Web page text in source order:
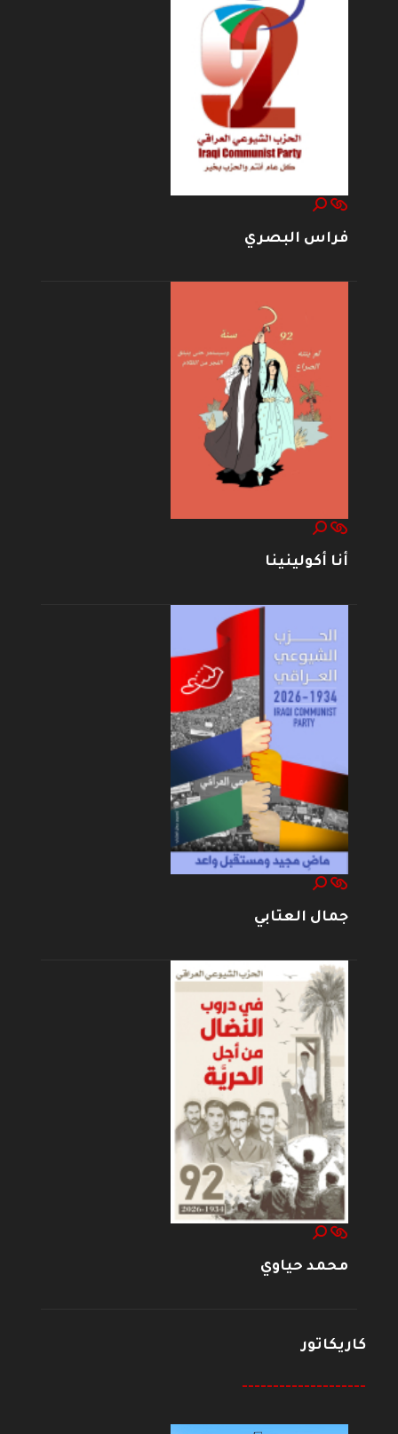
فراس البصري
أنا أكولينينا
جمال العتابي
محمد حياوي
كاريكاتور
--------------------